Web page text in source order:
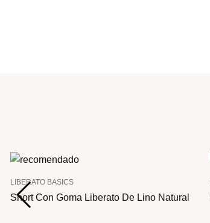
LIBERATO BASICS
Short Con Goma Liberato De Lino Natural